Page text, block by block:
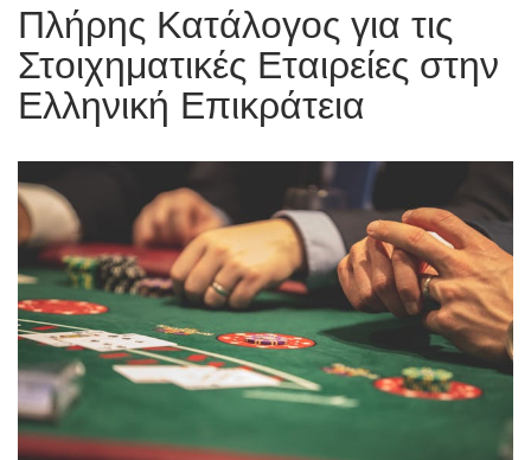
Πλήρης Κατάλογος για τις
Στοιχηματικές Εταιρείες στην
Ελληνική Επικράτεια